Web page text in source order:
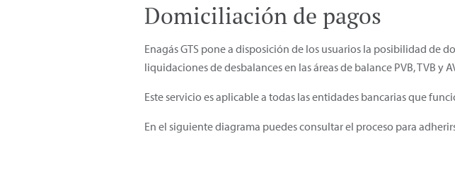
Domiciliación de pagos
Enagás GTS pone a disposición de los usuarios la posibilidad de
liquidaciones de desbalances en las áreas de balance PVB, TVB y
Este servicio es aplicable a todas las entidades bancarias que
En el siguiente diagrama puedes consultar el proceso para